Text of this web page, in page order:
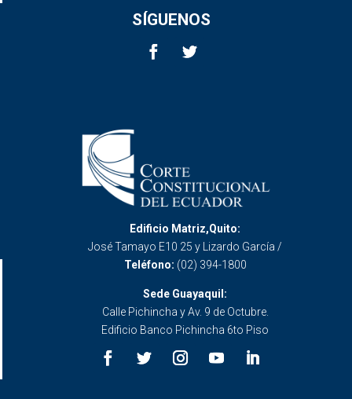
SÍGUENOS
Edificio Matriz,Quito:
José Tamayo E10 25 y Lizardo García /
Teléfono: (02) 394-1800
Sede Guayaquil:
Calle Pichincha y Av. 9 de Octubre.
Edificio Banco Pichincha 6to Piso